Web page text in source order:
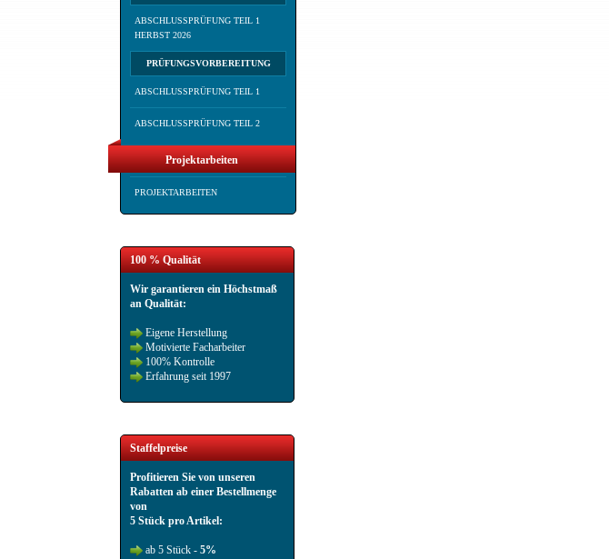
ABSCHLUSSPRÜFUNG TEIL 1
HERBST 2026
PRÜFUNGSVORBEREITUNG
ABSCHLUSSPRÜFUNG TEIL 1
ABSCHLUSSPRÜFUNG TEIL 2
Projektarbeiten
PROJEKTARBEITEN
100 % Qualität
Wir garantieren ein Höchstmaß
an Qualität:
Eigene Herstellung
Motivierte Facharbeiter
100% Kontrolle
Erfahrung seit 1997
Staffelpreise
Profitieren Sie von unseren
Rabatten ab einer Bestellmenge
von
5 Stück pro Artikel:
ab 5 Stück - 5%